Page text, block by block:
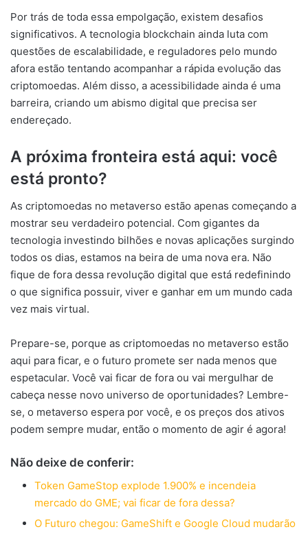
Por trás de toda essa empolgação, existem desafios
significativos. A tecnologia blockchain ainda luta com
questões de escalabilidade, e reguladores pelo mundo
afora estão tentando acompanhar a rápida evolução das
criptomoedas. Além disso, a acessibilidade ainda é uma
barreira, criando um abismo digital que precisa ser
endereçado.
A próxima fronteira está aqui: você
está pronto?
As criptomoedas no metaverso estão apenas começando a
mostrar seu verdadeiro potencial. Com gigantes da
tecnologia investindo bilhões e novas aplicações surgindo
todos os dias, estamos na beira de uma nova era. Não
fique de fora dessa revolução digital que está redefinindo
o que significa possuir, viver e ganhar em um mundo cada
vez mais virtual.
Prepare-se, porque as criptomoedas no metaverso estão
aqui para ficar, e o futuro promete ser nada menos que
espetacular. Você vai ficar de fora ou vai mergulhar de
cabeça nesse novo universo de oportunidades? Lembre-
se, o metaverso espera por você, e os preços dos ativos
podem sempre mudar, então o momento de agir é agora!
Não deixe de conferir:
Token GameStop explode 1.900% e incendeia
mercado do GME; vai ficar de fora dessa?
O Futuro chegou: GameShift e Google Cloud mudarão